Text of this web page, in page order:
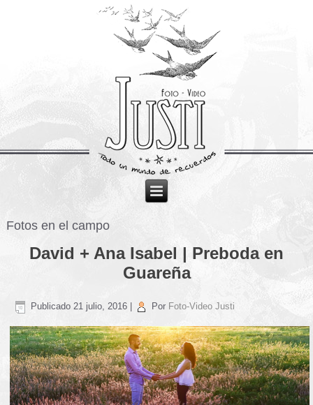
Fotos en el campo
David + Ana Isabel | Preboda en
Guareña
Publicado 21 julio, 2016 Por Foto-Video Justi